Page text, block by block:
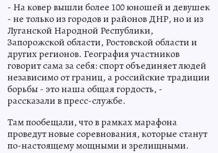
- На ковер вышли более 100 юношей и девушек
- не только из городов и районов ДНР, но и из
Луганской Народной Республики,
Запорожской области, Ростовской области и
других регионов. География участников
говорит сама за себя: спорт объединяет людей
независимо от границ, а российские традиции
борьбы - это наша общая гордость, -
рассказали в пресс-службе.
Там пообещали, что в рамках марафона
проведут новые соревнования, которые станут
по-настоящему мощными и зрелищными.